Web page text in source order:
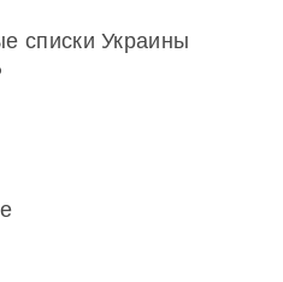
списки Украины